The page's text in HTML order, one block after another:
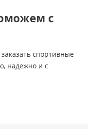
с
спортивные
надежно и с